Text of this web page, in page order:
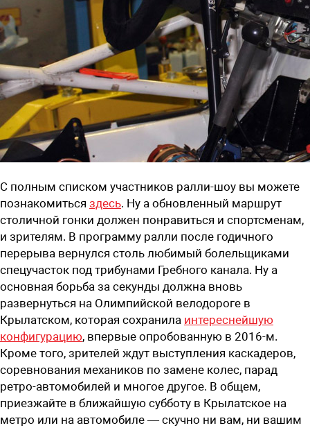
С полным списком участников ралли-шоу вы можете
познакомиться здесь. Ну а обновленный маршрут
столичной гонки должен понравиться и спортсменам,
и зрителям. В программу ралли после годичного
перерыва вернулся столь любимый болельщиками
спецучасток под трибунами Гребного канала. Ну а
основная борьба за секунды должна вновь
развернуться на Олимпийской велодороге в
Крылатском, которая сохранила интереснейшую
конфигурацию, впервые опробованную в 2016-м.
Кроме того, зрителей ждут выступления каскадеров,
соревнования механиков по замене колес, парад
ретро-автомобилей и многое другое. В общем,
приезжайте в ближайшую субботу в Крылатское на
метро или на автомобиле — скучно ни вам, ни вашим